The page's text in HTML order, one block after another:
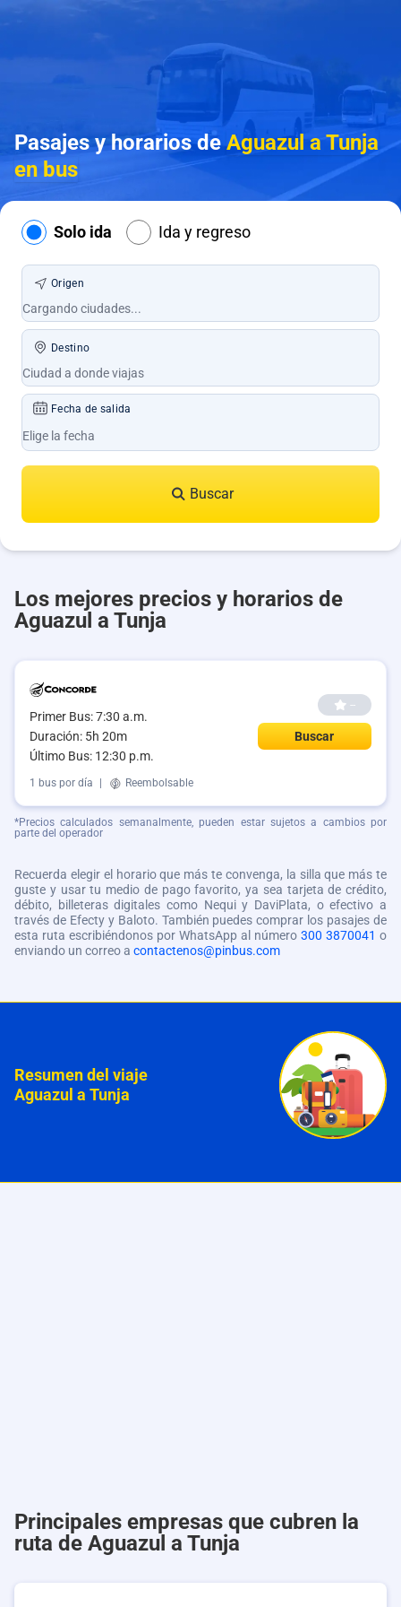
Pasajes y horarios deAguazul a Tunja
en bus
Solo ida Ida y regreso
Origen
Destino
Fecha de salida
Buscar
Los mejores precios y horarios de
Aguazul a Tunja
Primer Bus: 7:30 a.m.
Duración: 5h 20m
Último Bus: 12:30 p.m.
--
Buscar
1 bus por día Reembolsable
*Precios calculados semanalmente, pueden estar sujetos a cambios por
parte del operador
Recuerda elegir el horario que más te convenga, la silla que más te
guste y usar tu medio de pago favorito, ya sea tarjeta de crédito,
débito, billeteras digitales como Nequi y DaviPlata, o efectivo a
través de Efecty y Baloto. También puedes comprar los pasajes de
esta ruta escribiéndonos por WhatsApp al número 300 3870041 o
enviando un correo a contactenos@pinbus.com
Resumen del viaje
Aguazul a Tunja
Principales empresas que cubren la
ruta de Aguazul a Tunja